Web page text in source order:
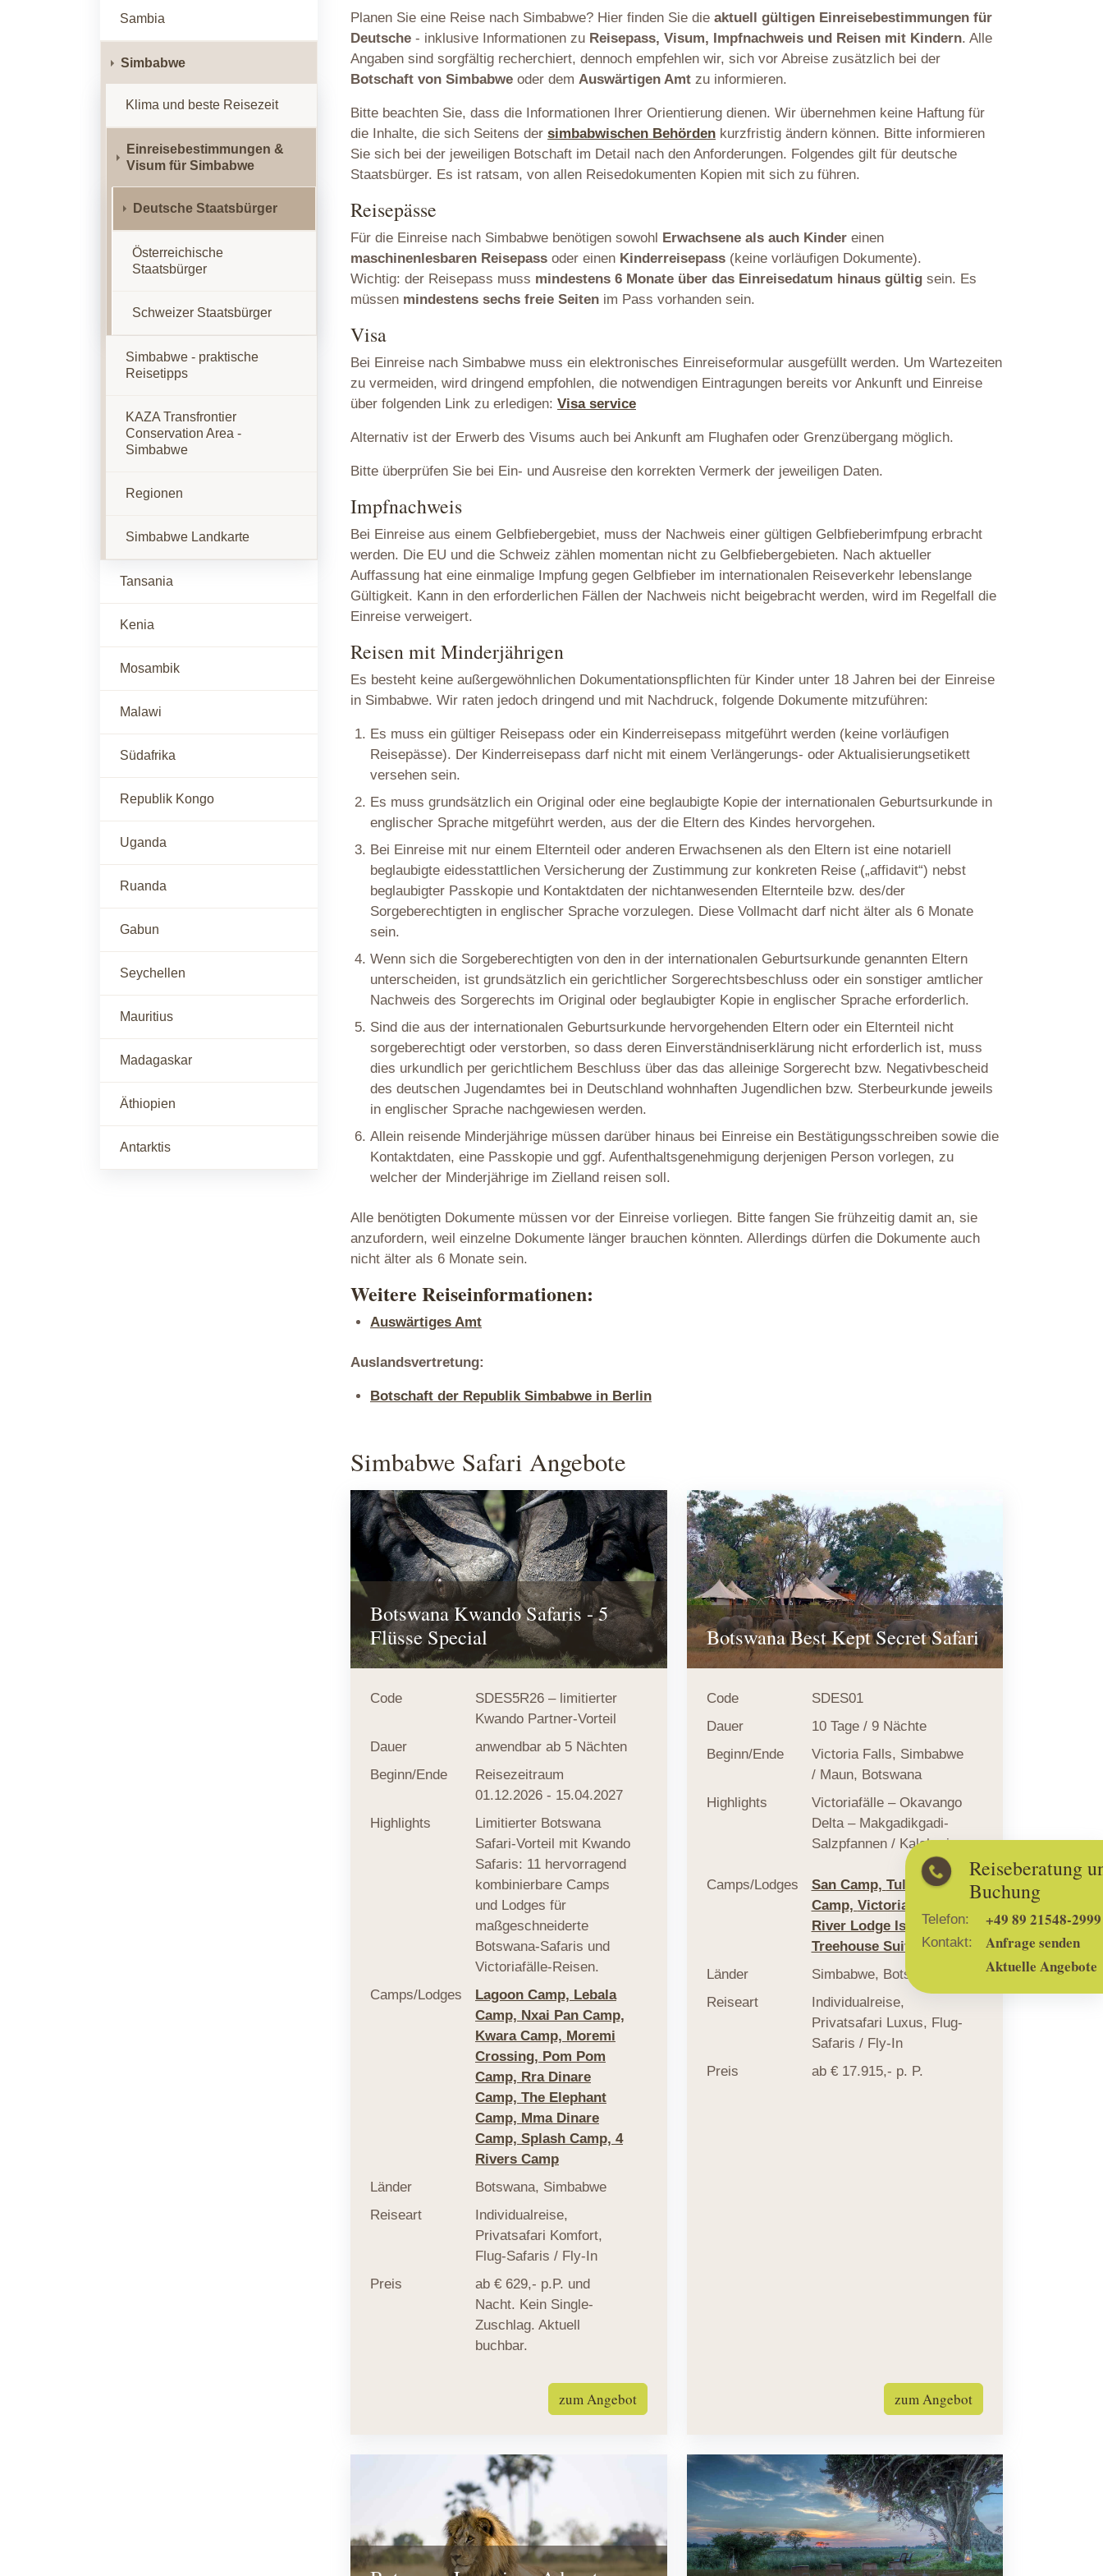
Reiseberatung und
Buchung
Telefon: +49 89 21548-2999
Kontakt:
Anfrage senden
Aktuelle Angebote
Planen Sie eine Reise nach Simbabwe? Hier finden Sie die aktuell gültigen Einreisebestimmungen für
Deutsche - inklusive Informationen zu Reisepass, Visum, Impfnachweis und Reisen mit Kindern. Alle
Angaben sind sorgfältig recherchiert, dennoch empfehlen wir, sich vor Abreise zusätzlich bei der
Botschaft von Simbabwe oder dem Auswärtigen Amt zu informieren.
Bitte beachten Sie, dass die Informationen Ihrer Orientierung dienen. Wir übernehmen keine Haftung für
die Inhalte, die sich Seitens der simbabwischen Behörden kurzfristig ändern können. Bitte informieren
Sie sich bei der jeweiligen Botschaft im Detail nach den Anforderungen. Folgendes gilt für deutsche
Staatsbürger. Es ist ratsam, von allen Reisedokumenten Kopien mit sich zu führen.
Reisepässe
Für die Einreise nach Simbabwe benötigen sowohl Erwachsene als auch Kinder einen
maschinenlesbaren Reisepass oder einen Kinderreisepass (keine vorläufigen Dokumente).
Wichtig: der Reisepass muss mindestens 6 Monate über das Einreisedatum hinaus gültig sein. Es
müssen mindestens sechs freie Seiten im Pass vorhanden sein.
Visa
Bei Einreise nach Simbabwe muss ein elektronisches Einreiseformular ausgefüllt werden. Um Wartezeiten
zu vermeiden, wird dringend empfohlen, die notwendigen Eintragungen bereits vor Ankunft und Einreise
über folgenden Link zu erledigen: Visa service
Alternativ ist der Erwerb des Visums auch bei Ankunft am Flughafen oder Grenzübergang möglich.
Bitte überprüfen Sie bei Ein- und Ausreise den korrekten Vermerk der jeweiligen Daten.
Impfnachweis
Bei Einreise aus einem Gelbfiebergebiet, muss der Nachweis einer gültigen Gelbfieberimfpung erbracht
werden. Die EU und die Schweiz zählen momentan nicht zu Gelbfiebergebieten. Nach aktueller
Auffassung hat eine einmalige Impfung gegen Gelbfieber im internationalen Reiseverkehr lebenslange
Gültigkeit. Kann in den erforderlichen Fällen der Nachweis nicht beigebracht werden, wird im Regelfall die
Einreise verweigert.
Reisen mit Minderjährigen
Es besteht keine außergewöhnlichen Dokumentationspflichten für Kinder unter 18 Jahren bei der Einreise
in Simbabwe. Wir raten jedoch dringend und mit Nachdruck, folgende Dokumente mitzuführen:
Es muss ein gültiger Reisepass oder ein Kinderreisepass mitgeführt werden (keine vorläufigen
Reisepässe). Der Kinderreisepass darf nicht mit einem Verlängerungs- oder Aktualisierungsetikett
versehen sein.
Es muss grundsätzlich ein Original oder eine beglaubigte Kopie der internationalen Geburtsurkunde in
englischer Sprache mitgeführt werden, aus der die Eltern des Kindes hervorgehen.
Bei Einreise mit nur einem Elternteil oder anderen Erwachsenen als den Eltern ist eine notariell
beglaubigte eidesstattlichen Versicherung der Zustimmung zur konkreten Reise („affidavit“) nebst
beglaubigter Passkopie und Kontaktdaten der nichtanwesenden Elternteile bzw. des/der
Sorgeberechtigten in englischer Sprache vorzulegen. Diese Vollmacht darf nicht älter als 6 Monate
sein.
Wenn sich die Sorgeberechtigten von den in der internationalen Geburtsurkunde genannten Eltern
unterscheiden, ist grundsätzlich ein gerichtlicher Sorgerechtsbeschluss oder ein sonstiger amtlicher
Nachweis des Sorgerechts im Original oder beglaubigter Kopie in englischer Sprache erforderlich.
Sind die aus der internationalen Geburtsurkunde hervorgehenden Eltern oder ein Elternteil nicht
sorgeberechtigt oder verstorben, so dass deren Einverständniserklärung nicht erforderlich ist, muss
dies urkundlich per gerichtlichem Beschluss über das das alleinige Sorgerecht bzw. Negativbescheid
des deutschen Jugendamtes bei in Deutschland wohnhaften Jugendlichen bzw. Sterbeurkunde jeweils
in englischer Sprache nachgewiesen werden.
Allein reisende Minderjährige müssen darüber hinaus bei Einreise ein Bestätigungsschreiben sowie die
Kontaktdaten, eine Passkopie und ggf. Aufenthaltsgenehmigung derjenigen Person vorlegen, zu
welcher der Minderjährige im Zielland reisen soll.
Alle benötigten Dokumente müssen vor der Einreise vorliegen. Bitte fangen Sie frühzeitig damit an, sie
anzufordern, weil einzelne Dokumente länger brauchen könnten. Allerdings dürfen die Dokumente auch
nicht älter als 6 Monate sein.
Weitere Reiseinformationen:
Auswärtiges Amt
Auslandsvertretung:
Botschaft der Republik Simbabwe in Berlin
Simbabwe Safari Angebote
Botswana Kwando Safaris - 5
Flüsse Special
Code
SDES5R26 – limitierter
Kwando Partner-Vorteil
Dauer
anwendbar ab 5 Nächten
Beginn/Ende
Reisezeitraum
01.12.2026 - 15.04.2027
Highlights
Limitierter Botswana
Safari-Vorteil mit Kwando
Safaris: 11 hervorragend
kombinierbare Camps
und Lodges für
maßgeschneiderte
Botswana-Safaris und
Victoriafälle-Reisen.
Camps/Lodges
Lagoon Camp, Lebala
Camp, Nxai Pan Camp,
Kwara Camp, Moremi
Crossing, Pom Pom
Camp, Rra Dinare
Camp, The Elephant
Camp, Mma Dinare
Camp, Splash Camp, 4
Rivers Camp
Länder
Botswana, Simbabwe
Reiseart
Individualreise,
Privatsafari Komfort,
Flug-Safaris / Fly-In
Preis
ab € 629,- p.P. und
Nacht. Kein Single-
Zuschlag. Aktuell
buchbar.
zum Angebot
Botswana Best Kept Secret Safari
Code
SDES01
Dauer
10 Tage / 9 Nächte
Beginn/Ende
Victoria Falls, Simbabwe
/ Maun, Botswana
Highlights
Victoriafälle – Okavango
Delta – Makgadikgadi-
Salzpfannen / Kalahari
Camps/Lodges San Camp, Tuludi
Camp, Victoria Falls
River Lodge Island
Treehouse Suites
Länder
Simbabwe, Botswana
Reiseart
Individualreise,
Privatsafari Luxus, Flug-
Safaris / Fly-In
Preis
ab € 17.915,- p. P.
zum Angebot
Sambia
Simbabwe
Klima und beste Reisezeit
Einreisebestimmungen &
Visum für Simbabwe
Deutsche Staatsbürger
Österreichische
Staatsbürger
Schweizer Staatsbürger
Simbabwe - praktische
Reisetipps
KAZA Transfrontier
Conservation Area -
Simbabwe
Regionen
Simbabwe Landkarte
Tansania
Kenia
Mosambik
Malawi
Südafrika
Republik Kongo
Uganda
Ruanda
Gabun
Seychellen
Mauritius
Madagaskar
Äthiopien
Antarktis